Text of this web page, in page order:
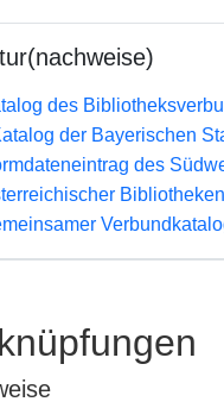
des
der Bayerischen
des